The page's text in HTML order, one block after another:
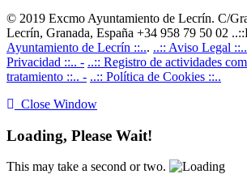
© 2019 Excmo Ayuntamiento de Lecrín. C/
Lecrín, Granada, España +34 958 79 50 02
Ayuntamiento de Lecrín ::... ..:: Aviso Legal
Privacidad ::.. - ..:: Registro de actividades
tratamiento ::.. - ..:: Política de Cookies ::..
Close Window
Loading, Please Wait!
This may take a second or two.